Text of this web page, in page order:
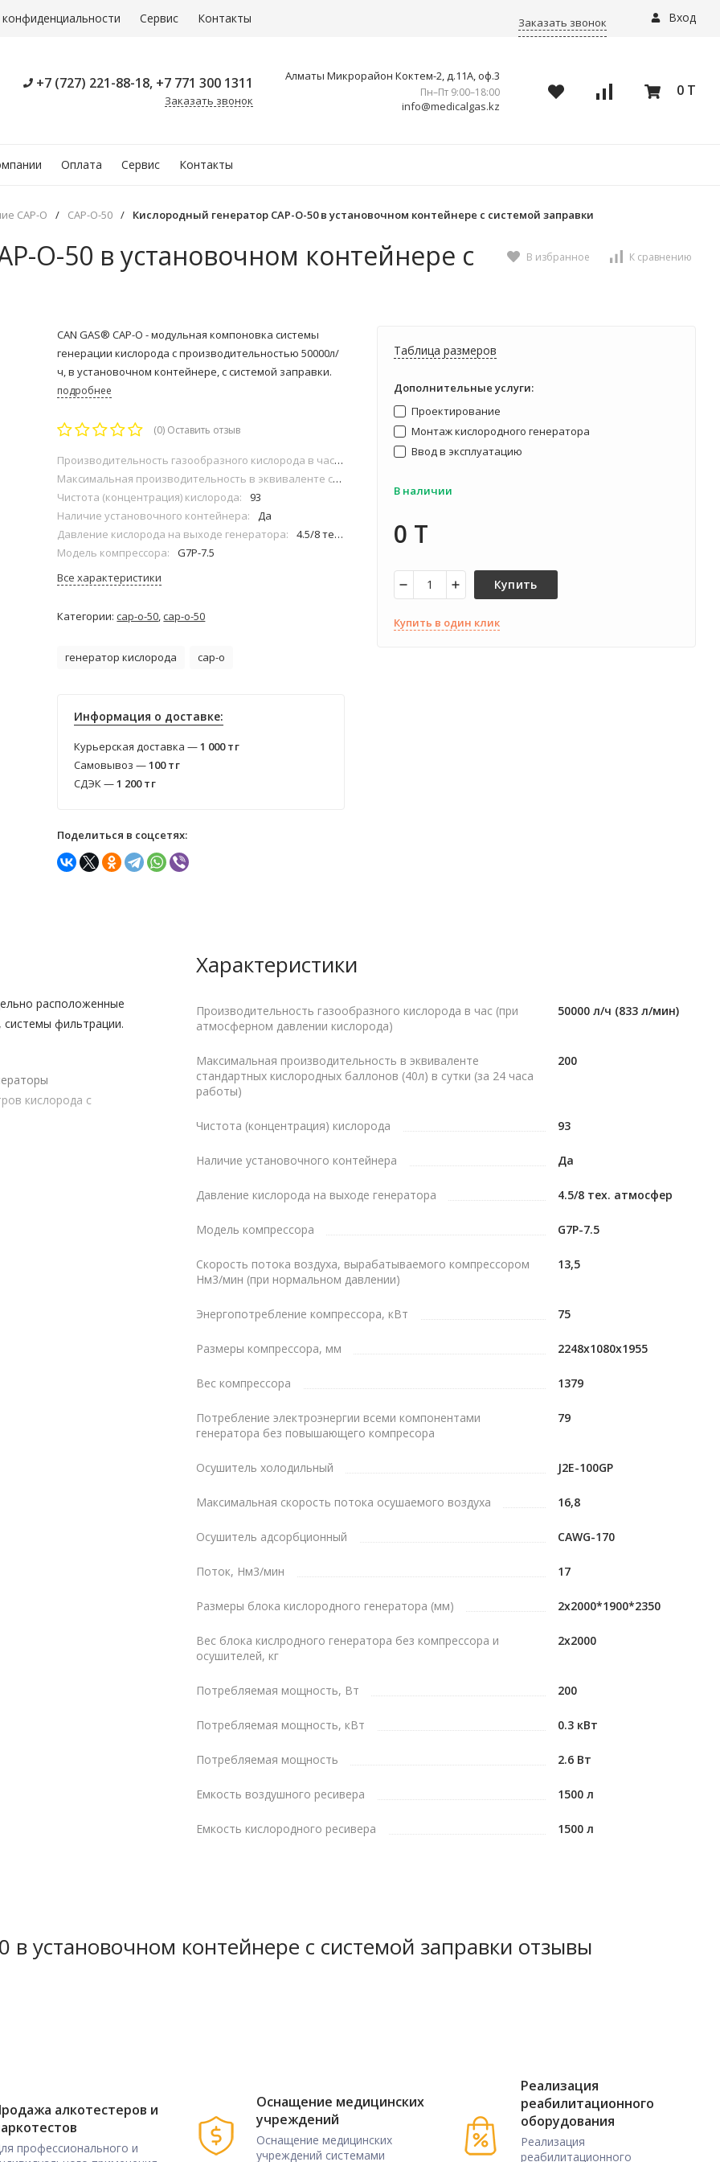
Сервис Контакты Заказать звонок Вход
+7 (727) 221-88-18, +7 771 300 1311
Заказать звонок
Алматы Микрорайон Коктем-2, д.11А, оф.3
Пн–Пт 9:00–18:00
info@medicalgas.kz
0 T
Оплата Сервис Контакты
CAP-O / CAP-O-50 / Кислородный генератор CAP-O-50 в установочном контейнере с системой заправки
O-50 в установочном контейнере с
В избранное К сравнению
​CAN GAS® CAP-O - модульная компоновка системы
генерации кислорода с производительностью 50000л/
ч, в установочном контейнере, с системой заправки.​​
подробнее
(0) Оставить отзыв
Производительность газообразного кислорода в час (при атмосферном давлении кислорода):
Максимальная производительность в эквиваленте стандартных кислородных баллонов (40л) в сутки (за 24 часа работы):
Чистота (концентрация) кислорода:
93
Наличие установочного контейнера:
Да
Давление кислорода на выходе генератора:
4.5/8 тех. атмосфер
Модель компрессора:
G7P-7.5
Все характеристики
Категории: cap-o-50, cap-o-50
генератор кислорода cap-o
Информация о доставке:
Курьерская доставка —1 000тг
Самовывоз —100тг
СДЭК —1 200тг
Поделиться в соцсетях:
Таблица размеров
Дополнительные услуги:
Проектирование
Монтаж кислородного генератора
Ввод в эксплуатацию
В наличии
0 T
Купить
Купить в один клик
расположенные
фильтрации.
кислорода с
ПЛК автоматически.
и перемещения.
Характеристики
Производительность газообразного кислорода в час (при
атмосферном давлении кислорода)
50000 л/ч (833 л/мин)
Максимальная производительность в эквиваленте
стандартных кислородных баллонов (40л) в сутки (за 24 часа
работы)
200
Чистота (концентрация) кислорода 93
Наличие установочного контейнера Да
Давление кислорода на выходе генератора 4.5/8 тех. атмосфер
Модель компрессора G7P-7.5
Скорость потока воздуха, вырабатываемого компрессором
Нм3/мин (при нормальном давлении)
13,5
Энергопотребление компрессора, кВт 75
Размеры компрессора, мм 2248х1080х1955
Вес компрессора 1379
Потребление электроэнергии всеми компонентами
генератора без повышающего компресора
79
Осушитель холодильный J2E-100GP
Максимальная скорость потока осушаемого воздуха 16,8
Осушитель адсорбционный CAWG-170
Поток, Нм3/мин 17
Размеры блока кислородного генератора (мм) 2х2000*1900*2350
Вес блока кислродного генератора без компрессора и
осушителей, кг
2х2000
Потребляемая мощность, Вт 200
Потребляемая мощность, кВт 0.3 кВт
Потребляемая мощность 2.6 Вт
Емкость воздушного ресивера 1500 л
Емкость кислородного ресивера 1500 л
в установочном контейнере с системой заправки отзывы
алкотестеров и
профессионального и
Оснащение медицинских
учреждений
Оснащение медицинских
учреждений системами
Реализация
реабилитационного
оборудования
Реализация
реабилитационного